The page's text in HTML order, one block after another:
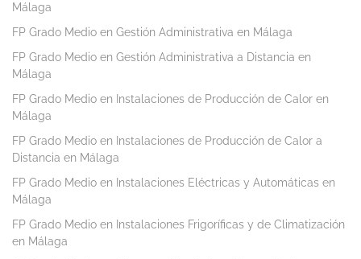
Málaga
FP Grado Medio en Gestión Administrativa en Málaga
FP Grado Medio en Gestión Administrativa a Distancia en
Málaga
FP Grado Medio en Instalaciones de Producción de Calor en
Málaga
FP Grado Medio en Instalaciones de Producción de Calor a
Distancia en Málaga
FP Grado Medio en Instalaciones Eléctricas y Automáticas en
Málaga
FP Grado Medio en Instalaciones Frigoríficas y de Climatización
en Málaga